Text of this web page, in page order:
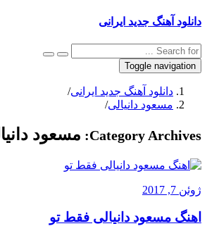
دانلود آهنگ جدید ایرانی
Toggle navigation
دانلود آهنگ جدید ایرانی/
مسعود دانیالی/
Category Archives: مسعود
ژوئن 7, 2017
اهنگ مسعود دانیالی فقط تو